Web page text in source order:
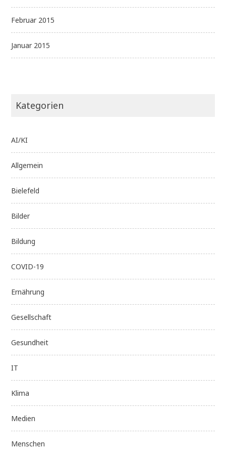
Februar 2015
Januar 2015
Kategorien
AI/KI
Allgemein
Bielefeld
Bilder
Bildung
COVID-19
Ernährung
Gesellschaft
Gesundheit
IT
Klima
Medien
Menschen